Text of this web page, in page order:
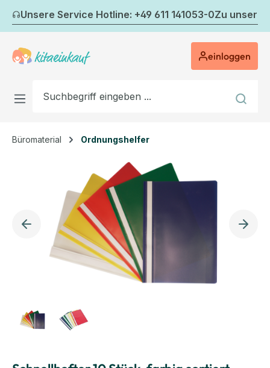
Zum Hauptinhalt springen
Unsere Service Hotline: +49 611 141053-0Zu
einloggen
Büromaterial Ordnungshelfer
Bildergalerie überspringen